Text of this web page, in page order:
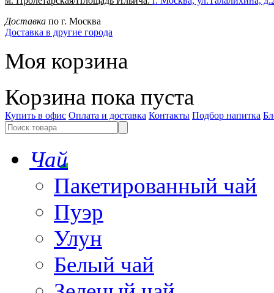
Доставка по г. Москва
Доставка в другие города
Моя корзина
Корзина пока пуста
Купить в офис Оплата и доставка Контакты Подбор напитка
Чай
Пакетированный чай
Пуэр
Улун
Белый чай